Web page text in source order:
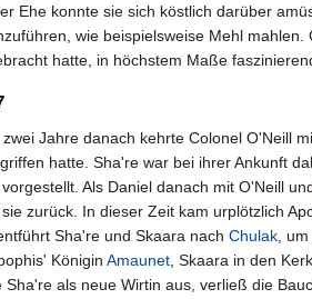
Ehe konnte sie sich köstlich darüber
wie beispielsweise Mehl
hatte, in höchstem Maße
zwei Jahre danach kehrte Colonel O'Neill
hatte. Sha're war bei ihrer Ankunft
Als Daniel danach mit O'Neill
zurück. In dieser Zeit kam urplötzlich
Sha're und Skaara nach Chulak,
Königin Amaunet, Skaara in den
Sha're als neue Wirtin aus, verließ die